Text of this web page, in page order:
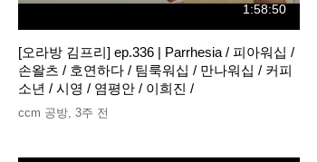
1:58:50
[오라방 김프리] ep.336 | Parrhesia / 피아워십 /
손왈츠 / 호연하다 / 팀룩워십 / 만나워십 / 커피
소년 / 시영 / 염평안 / 이희진 /
ccm 공방 3주 전